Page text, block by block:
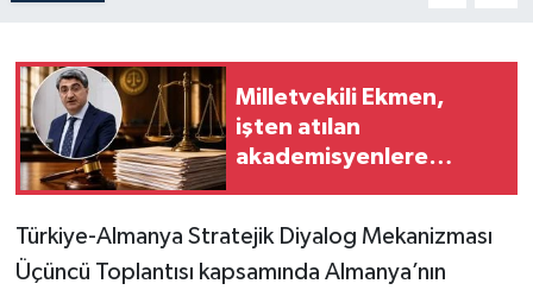
Milletvekili Ekmen,
işten atılan
akademisyenlere
Türkiye-Almanya Stratejik Diyalog Mekanizması
Üçüncü Toplantısı kapsamında Almanya’nın